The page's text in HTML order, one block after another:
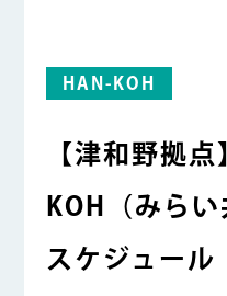
HAN-KOH
【津和野拠
KOH（みらい
スケジュール